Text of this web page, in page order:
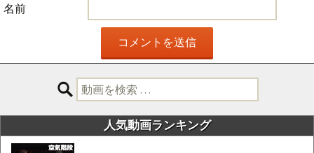
名前
検
索:
人気動画ランキング